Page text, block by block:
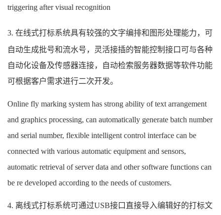
triggering after visual recognition
3. 在线式打标系统具有较强的文字编排和图形处理能力，可
自动生成批号和流水号，灵活接插的智能控制接口可与各种
自动化设备及传感器连接，自动检索服务器数据等软件功能
可根据客户需求进行二次开发。
Online fly marking system has strong ability of text arrangement
and graphics processing, can automatically generate batch number
and serial number, flexible intelligent control interface can be
connected with various automatic equipment and sensors,
automatic retrieval of server data and other software functions can
be re developed according to the needs of customers.
4. 离线式打标系统可通过USB接口直接导入编辑好的打标文